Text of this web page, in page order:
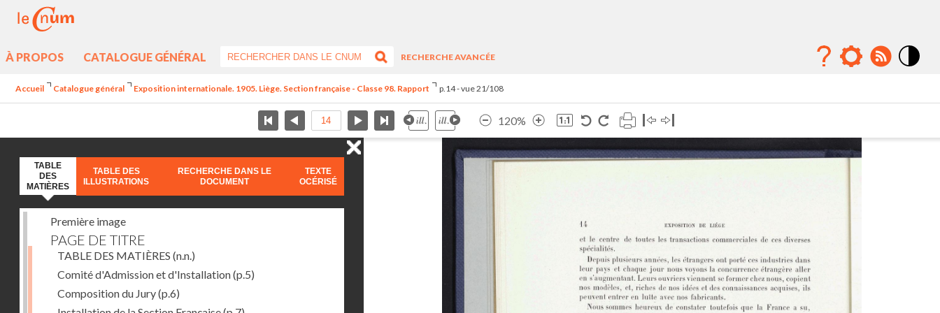
À PROPOS CATALOGUE GÉNÉRAL
RECHERCHE AVANCÉE
Accueil Catalogue général Exposition internationale. 1905. Liège. Section française - Classe 98. Rapport p.14 - vue 21/108
120%
TABLE
DES
MATIÈRES
TABLE DES
ILLUSTRATIONS
RECHERCHE DANS LE
DOCUMENT
TEXTE
OCÉRISÉ
Première image
PAGE DE TITRE
TABLE DES MATIÈRES (n.n.)
Comité d'Admission et d'Installation(p.5)
Composition du Jury(p.6)